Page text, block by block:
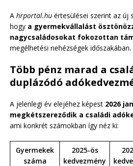
A hrportal.hu értesülései szerint az új
hogy a gyermekvállalást
nagycsaládosokat fokozottan
megélhetési nehézségek időszakában.
Több pénz marad a
duplázódó
A jelenlegi év elejéhez képest 2026
megkétszereződik a családi
ami konkrét számokban így néz ki:
Gyermekek
száma
2025-ös
kedvezmény